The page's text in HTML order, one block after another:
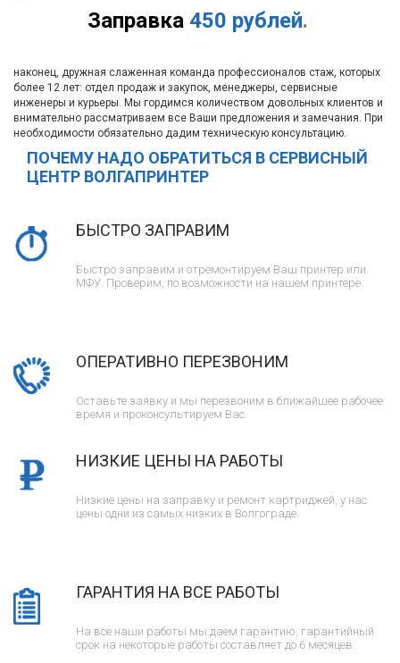
Заправка 450 рублей.
наконец, дружная слаженная команда профессионалов стаж, которых
более 12 лет: отдел продаж и закупок, менеджеры, сервисные
инженеры и курьеры. Мы гордимся количеством довольных клиентов и
внимательно рассматриваем все Ваши предложения и замечания. При
необходимости обязательно дадим техническую консультацию.
ПОЧЕМУ НАДО ОБРАТИТЬСЯ В СЕРВИСНЫЙ
ЦЕНТР ВОЛГАПРИНТЕР
БЫСТРО ЗАПРАВИМ
Быстро заправим и отремонтируем Ваш принтер или
МФУ. Проверим, по возможности на нашем принтере.
ОПЕРАТИВНО ПЕРЕЗВОНИМ
Оставьте заявку и мы перезвоним в ближайшее рабочее
время и проконсультируем Вас.
НИЗКИЕ ЦЕНЫ НА РАБОТЫ
Низкие цены на заправку и ремонт картриджей, у нас
цены одни из самых низких в Волгограде.
ГАРАНТИЯ НА ВСЕ РАБОТЫ
На все наши работы мы даем гарантию, гарантийный
срок на некоторые работы составляет до 6 месяцев.